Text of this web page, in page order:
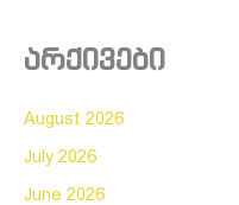
არქივები
August 2026
July 2026
June 2026